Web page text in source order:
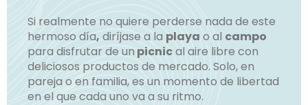
Si realmente no quiere perderse nada de este
hermoso día, diríjase a la playa o al campo
para disfrutar de unpicnical aire libre con
deliciosos productos de mercado. Solo, en
pareja o en familia, es un momento de libertad
en el que cada uno va a su ritmo.